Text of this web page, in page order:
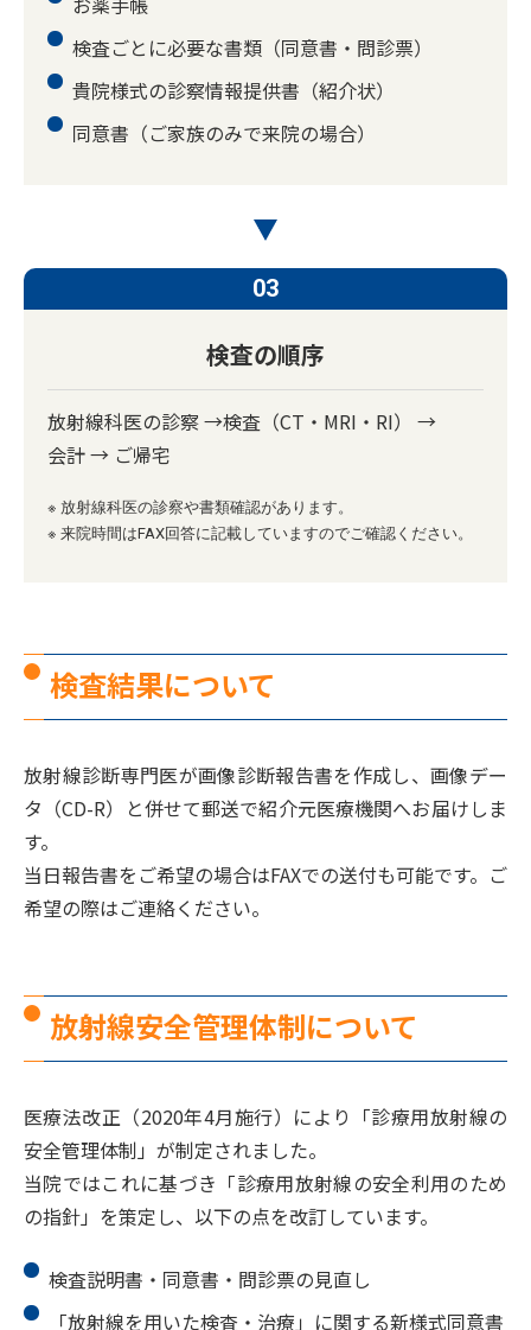
検査ごとに必要な書類（同意書・問診票）
貴院様式の診察情報提供書（紹介状）
同意書（ご家族のみで来院の場合）
03
検査の順序
放射線科医の診察 →検査（CT・MRI・RI） →
会計 → ご帰宅
※ 放射線科医の診察や書類確認があります。
※ 来院時間はFAX回答に記載していますのでご確認ください。
検査結果について
放射線診断専門医が画像診断報告書を作成し、画像デー
タ（CD-R）と併せて郵送で紹介元医療機関へお届けしま
す。
当日報告書をご希望の場合はFAXでの送付も可能です。ご
希望の際はご連絡ください。
放射線安全管理体制について
医療法改正（2020年4月施行）により「診療用放射線の
安全管理体制」が制定されました。
当院ではこれに基づき「診療用放射線の安全利用のため
の指針」を策定し、以下の点を改訂しています。
検査説明書・同意書・問診票の見直し
「放射線を用いた検査・治療」に関する新様式同意書